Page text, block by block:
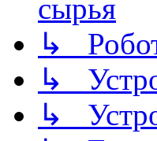
сырья
↳
↳
↳